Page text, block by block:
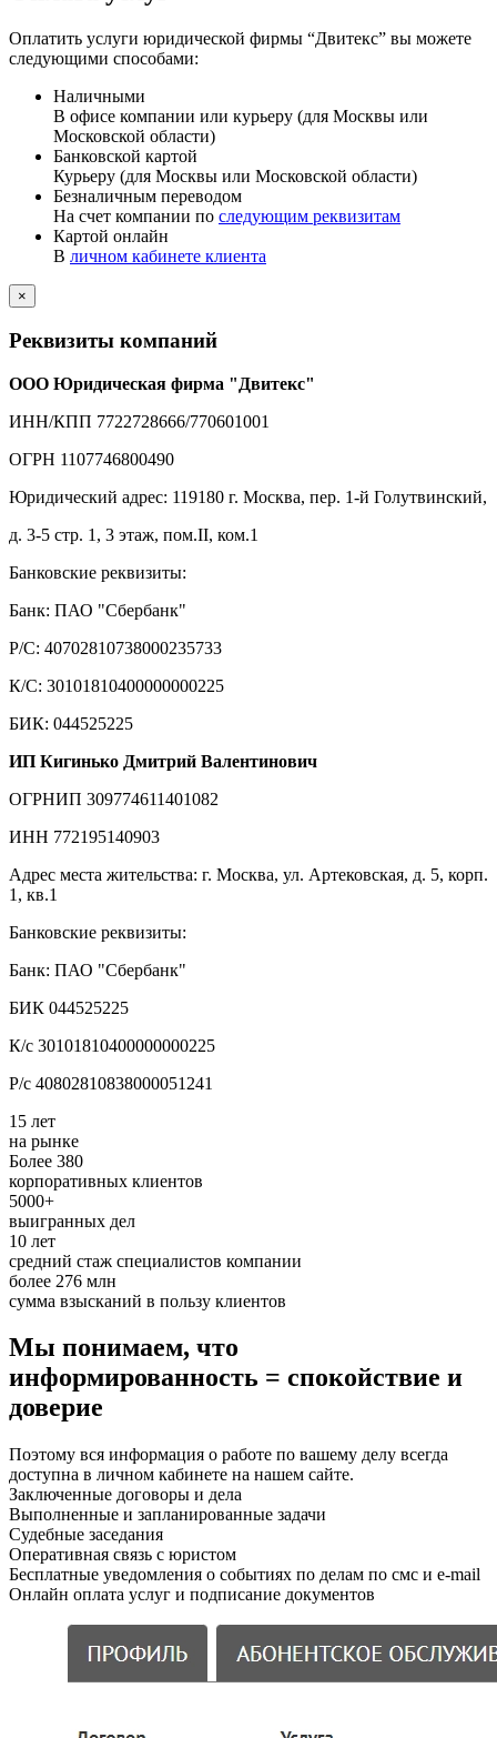
Оплатить услуги юридической фирмы “Двитекс” вы можете
следующими способами:
Наличными
В офисе компании или курьеру (для Москвы или
Московской области)
Банковской картой
Курьеру (для Москвы или Московской области)
Безналичным переводом
На счет компании по следующим реквизитам
Картой онлайн
В личном кабинете клиента
×
Реквизиты компаний
ООО Юридическая фирма "Двитекс"
ИНН/КПП 7722728666/770601001
ОГРН 1107746800490
Юридический адрес: 119180 г. Москва, пер. 1-й Голутвинский,
д. 3-5 стр. 1, 3 этаж, пом.II, ком.1
Банковские реквизиты:
Банк: ПАО "Сбербанк"
Р/С: 40702810738000235733
К/С: 30101810400000000225
БИК: 044525225
ИП Кигинько Дмитрий Валентинович
ОГРНИП 309774611401082
ИНН 772195140903
Адрес места жительства: г. Москва, ул. Артековская, д. 5, корп.
1, кв.1
Банковские реквизиты:
Банк: ПАО "Сбербанк"
БИК 044525225
К/с 30101810400000000225
Р/с 40802810838000051241
15 лет
на рынке
Более 380
корпоративных клиентов
5000+
выигранных дел
10 лет
средний стаж специалистов компании
более 276 млн
сумма взысканий в пользу клиентов
Мы понимаем, что
информированность = спокойствие и
доверие
Поэтому вся информация о работе по вашему делу всегда
доступна в личном кабинете на нашем сайте.
Заключенные договоры и дела
Выполненные и запланированные задачи
Судебные заседания
Оперативная связь с юристом
Бесплатные уведомления о событиях по делам по смс и e-mail
Онлайн оплата услуг и подписание документов